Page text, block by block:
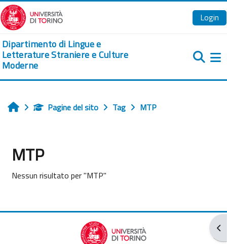
Vai al contenuto principale
Login
Dipartimento di Lingue e
Letterature Straniere e Culture
Moderne
HomePagine del sito Tag MTP
MTP
Nessun risultato per "MTP"